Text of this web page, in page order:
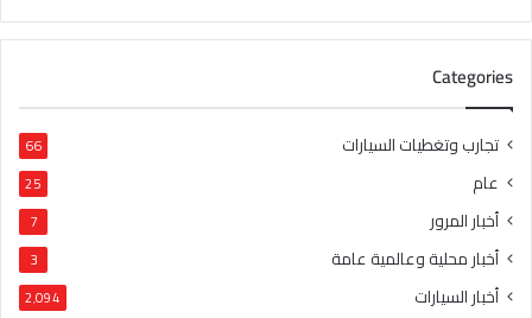
Categories
تجارب وتغطيات السيارات 66
عام 25
أخبار المرور 7
أخبار محلية وعالمية عامة 3
أخبار السيارات 2٬094